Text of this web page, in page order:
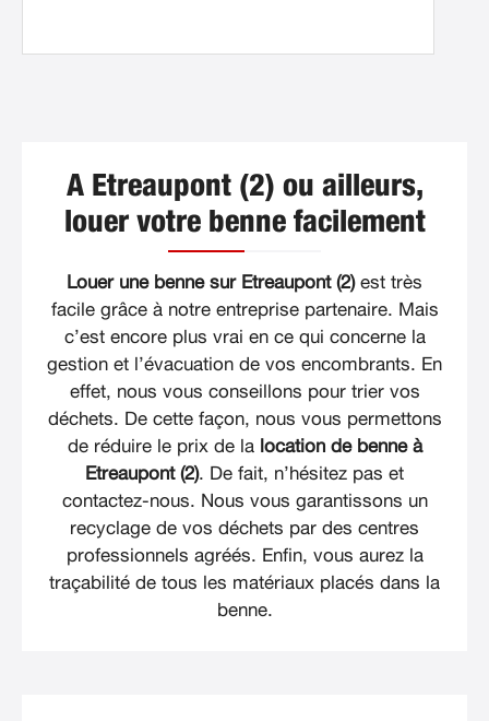
A Etreaupont (2) ou ailleurs,
louer votre benne facilement
Louer une benne sur Etreaupont (2)est très
facile grâce à notre entreprise partenaire. Mais
c’est encore plus vrai en ce qui concerne la
gestion et l’évacuation de vos encombrants. En
effet, nous vous conseillons pour trier vos
déchets. De cette façon, nous vous permettons
de réduire le prix de la location de benne à
Etreaupont (2). De fait, n’hésitez pas et
contactez-nous. Nous vous garantissons un
recyclage de vos déchets par des centres
professionnels agréés. Enfin, vous aurez la
traçabilité de tous les matériaux placés dans la
benne.